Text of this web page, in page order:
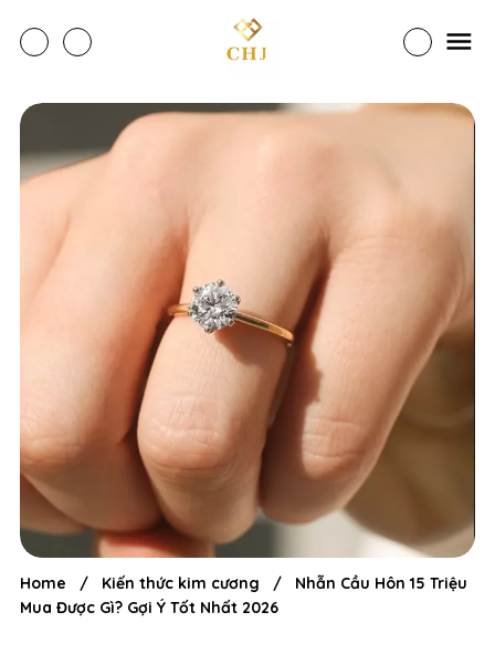
Home / Kiến thức kim cương /
Nhẫn Cầu Hôn 15 Triệu
Mua Được Gì? Gợi Ý Tốt Nhất 2026